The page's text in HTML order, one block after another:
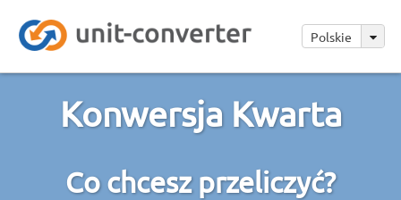
Polskie
Konwersja Kwarta
Co chcesz przeliczyć?